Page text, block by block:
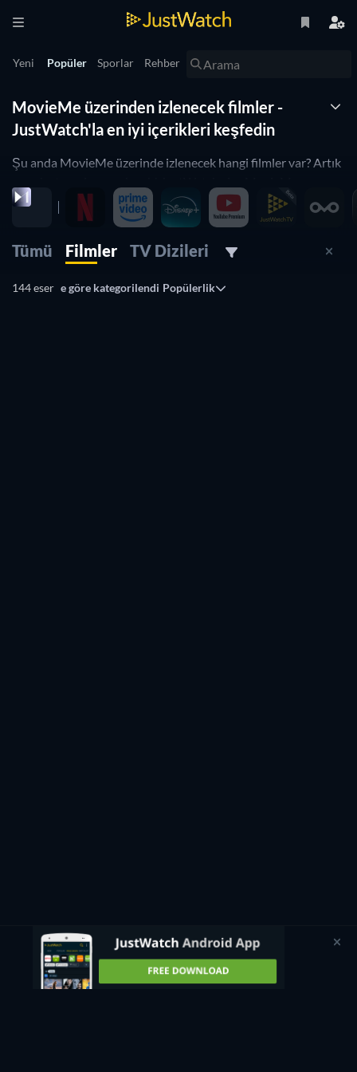
Yeni Popüler Sporlar Rehber
MovieMe üzerinden izlenecek filmler -
JustWatch'la en iyi içerikleri keşfedin
Şu anda MovieMe üzerinde izlenecek hangi filmler var? Artık
üzerindeki filmlerin en detaylı listesini sunar. MovieMe
üzerindeki en iyi filmleri seçmenize yardımcı olmak için
MovieMe üzerindeki korku filmlerini mi, yoksa MovieMe
Tercihlerinize en uygun filmleri bulmak için aşağıdaki
Tümü Filmler TV Dizileri
144 eser e göre kategorilendi Popülerlik